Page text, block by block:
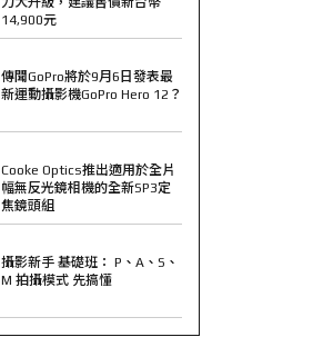
14,900元
傳聞GoPro將於9月6日發表最
新運動攝影機GoPro Hero 12？
Cooke Optics推出適用於全片
幅無反光鏡相機的全新SP3定
焦鏡頭組
攝影新手 基礎班： P、A、S、
M 拍攝模式 先搞懂